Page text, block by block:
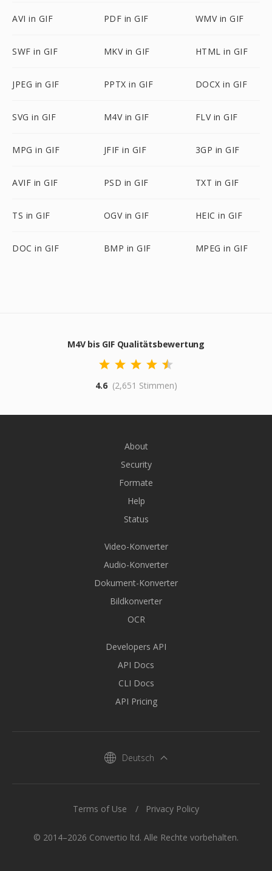
AVI in GIF PDF in GIF WMV in GIF
SWF in GIF MKV in GIF HTML in GIF
JPEG in GIF PPTX in GIF DOCX in GIF
SVG in GIF M4V in GIF FLV in GIF
MPG in GIF JFIF in GIF 3GP in GIF
AVIF in GIF PSD in GIF TXT in GIF
TS in GIF OGV in GIF HEIC in GIF
DOC in GIF BMP in GIF MPEG in GIF
M4V bis GIF Qualitätsbewertung
4.6 (2,651 Stimmen)
About
Security
Formate
Help
Status
Video-Konverter
Audio-Konverter
Dokument-Konverter
Bildkonverter
OCR
Developers API
API Docs
CLI Docs
API Pricing
Deutsch
© 2014–2026 Convertio ltd. Alle Rechte vorbehalten.
Terms of Use Privacy Policy